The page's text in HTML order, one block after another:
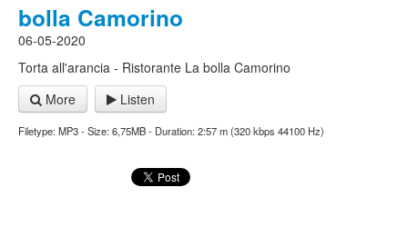
bolla Camorino
06-05-2020
Torta all'arancia - Ristorante La bolla Camorino
More
Listen
Filetype: MP3 - Size: 6,75MB - Duration: 2:57 m (320 kbps 44100 Hz)